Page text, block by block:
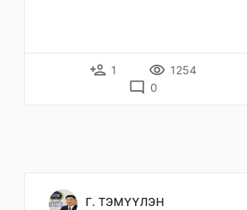
person_add 1 remove_red_eye 1254
mode_comment 0
Г. ТЭМҮҮЛЭН